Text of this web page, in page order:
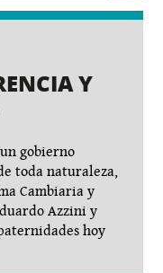
Y
gobierno
toda naturaleza,
Cambiaria y
Azzini y
hoy